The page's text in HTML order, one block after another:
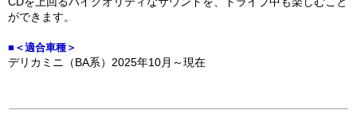
ができます。
■＜適合車種＞
デリカミニ（BA系）2025年10月～現在